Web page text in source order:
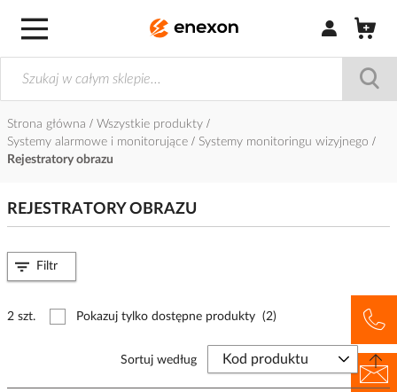
Zaloguj się /
Strona główna
Wszystkie produkty
Systemy alarmowe i monitorujące
Systemy monitoringu wizyjnego
Rejestratory obrazu
REJESTRATORY OBRAZU
2 szt. Pokazuj tylko dostępne produkty (2)
Sortuj według
Filtr